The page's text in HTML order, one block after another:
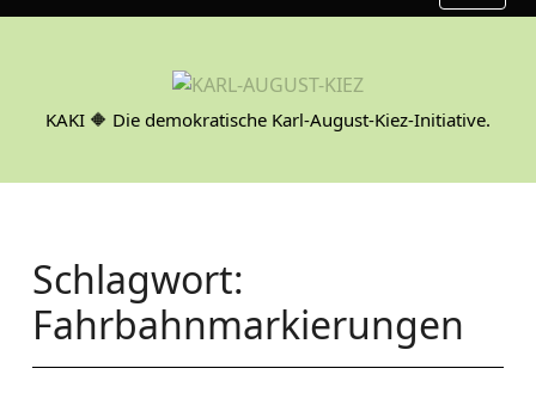
S
c
KAKI 🔶 Die demokratische Karl-August-Kiez-Initiative.
Schlagwort:
Fahrbahnmarkierungen